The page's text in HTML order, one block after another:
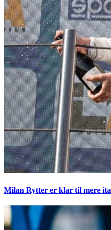
Milan Rytter er klar til mere